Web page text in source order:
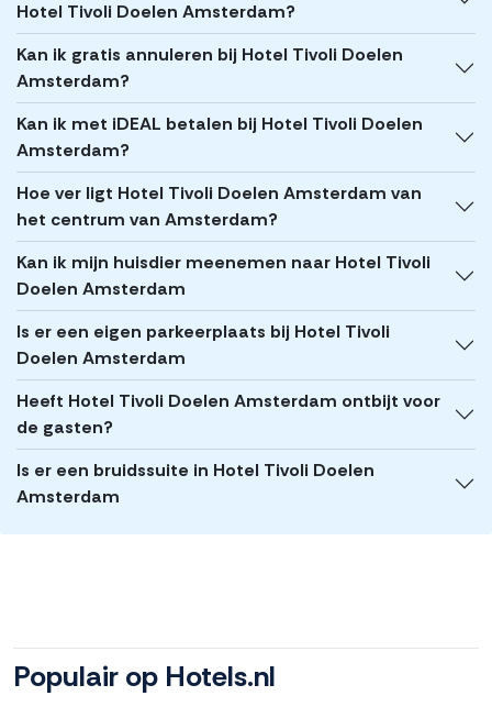
Hotel Tivoli Doelen Amsterdam?
Kan ik gratis annuleren bij Hotel Tivoli Doelen
Amsterdam?
Kan ik met iDEAL betalen bij Hotel Tivoli Doelen
Amsterdam?
Hoe ver ligt Hotel Tivoli Doelen Amsterdam van
het centrum van Amsterdam?
Kan ik mijn huisdier meenemen naar Hotel Tivoli
Doelen Amsterdam
Is er een eigen parkeerplaats bij Hotel Tivoli
Doelen Amsterdam
Heeft Hotel Tivoli Doelen Amsterdam ontbijt voor
de gasten?
Is er een bruidssuite in Hotel Tivoli Doelen
Amsterdam
Populair op Hotels.nl